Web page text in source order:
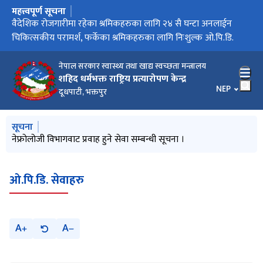
नेपाल सरकार स्वास्थ्य तथा खाद्य स्वच्छता मन्त्रालय
शहिद धर्मभक्त राष्ट्रिय प्रत्यारोपण केन्द्र
दूधपाटी, भक्तपुर भाषा चयन
NEP
मुख्य नेभिगेसनमा जानुहोस्
महत्त्वपूर्ण सूचना
आइतबार बिदा सम्बन्धी सूचना
वैदेशिक रोजगारीमा रहेका श्रमिकहरुका लागि २४ सै घन्टा अनलाईन
चिकित्सकीय परामर्श, फर्केका श्रमिकहरुका लागि निःशुल्क ओ.पि.डि.
विश्व मिर्गौला दिवसको अवसरमा शहीद धर्मभक्त राष्ट्रिय प्रत्यारोपण
केन्द्रद्वारा ‘मिर्गौला पद यात्रा’
वर्षमा एक पटक भए पनि मिर्गौला जाँच गराऔँ” स् स्वास्थ्य मन्त्री शर्मा
नेपालमा पहिलो पटक मस्तिष्क मृत व्यक्तिबाट प्राप्त मृगौला र कलेजोे एकै
व्यक्तिमा सफलतापूर्वक प्रत्यारोपण !!
मुख्य नेभिगेसनमा जानुहोस्
सूचना
बाल मृगौला रोग (Pediatric Nephrology) ओ.पि.डि. सेवा सूचारु गर्ने
नेफ्रोलोजी विभागवाट प्रवाह हुने सेवा सम्बन्धी सूचना ।
ट्रान्सप्लान्ट कोर्डिनेटर (छैठौं तह) को अन्तिम नतिजा प्रकाशन सम्बन्धी
स्टाफ नर्स (पाँचौं तह) को अन्तिम नतिजा प्रकाशन सम्बन्धी सूचना
रेडियोग्राफर (पाँचौं तह) को अन्तिम नतिजा प्रकाशन सम्बन्धी सूचना
ओ.पि.डि. सेवाहरु
A A